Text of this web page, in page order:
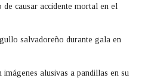
de causar accidente mortal en el
salvadoreño durante gala en
imágenes alusivas a pandillas en su